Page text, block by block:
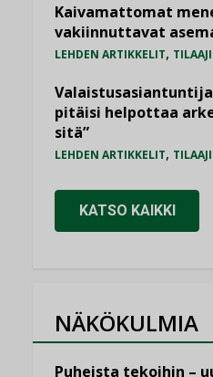
Kaivamattomat
vakiinnuttavat
LEHDEN ARTIKKELIT,
pitäisi helpottaa
sitä”
LEHDEN ARTIKKELIT,
KATSO KAIKKI
NÄKÖKULMIA
Puheista tekoihin –